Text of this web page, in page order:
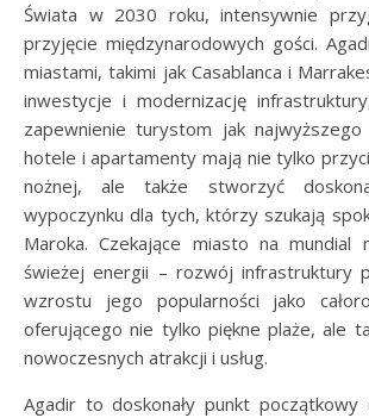
Świata w 2030 roku, intensywnie
przyjęcie międzynarodowych gości.
miastami, takimi jak Casablanca i
inwestycje i modernizację
zapewnienie turystom jak
hotele i apartamenty mają nie tylko
nożnej, ale także stworzyć
wypoczynku dla tych, którzy szukają
Maroka. Czekające miasto na mundial
świeżej energii – rozwój infrastruktury
wzrostu jego popularności jako
oferującego nie tylko piękne plaże, ale
nowoczesnych atrakcji i usług.
Agadir to doskonały punkt początkowy